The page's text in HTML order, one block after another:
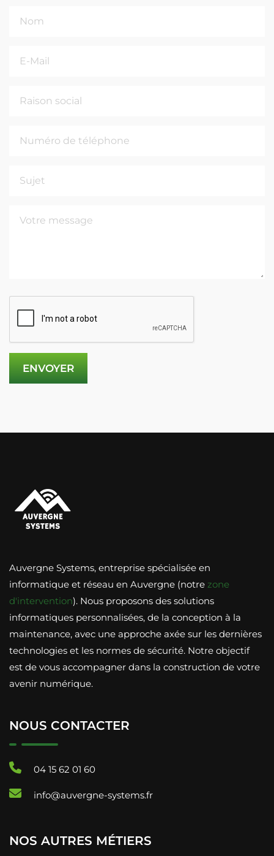
Auvergne Systems, entreprise spécialisée en
informatique et réseau en Auvergne (notre zone
d'intervention). Nous proposons des solutions
informatiques personnalisées, de la conception à la
maintenance, avec une approche axée sur les dernières
technologies et les normes de sécurité. Notre objectif
est de vous accompagner dans la construction de votre
avenir numérique.
NOUS CONTACTER
04 15 62 01 60
info@auvergne-systems.fr
NOS AUTRES MÉTIERS